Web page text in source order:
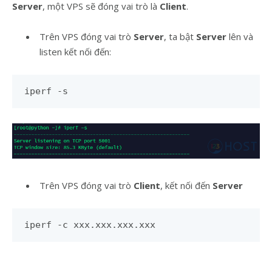
Server, một VPS sẽ đóng vai trò là Client.
Trên VPS đóng vai trò Server, ta bật Server lên và
listen kết nối đến:
iperf -s
Trên VPS đóng vai trò Client, kết nối đến Server
iperf -c xxx.xxx.xxx.xxx